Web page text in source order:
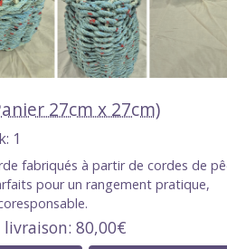
27cm x 27cm)
1
fabriqués à partir de cordes de
pour un rangement pratique,
livraison 80,00€